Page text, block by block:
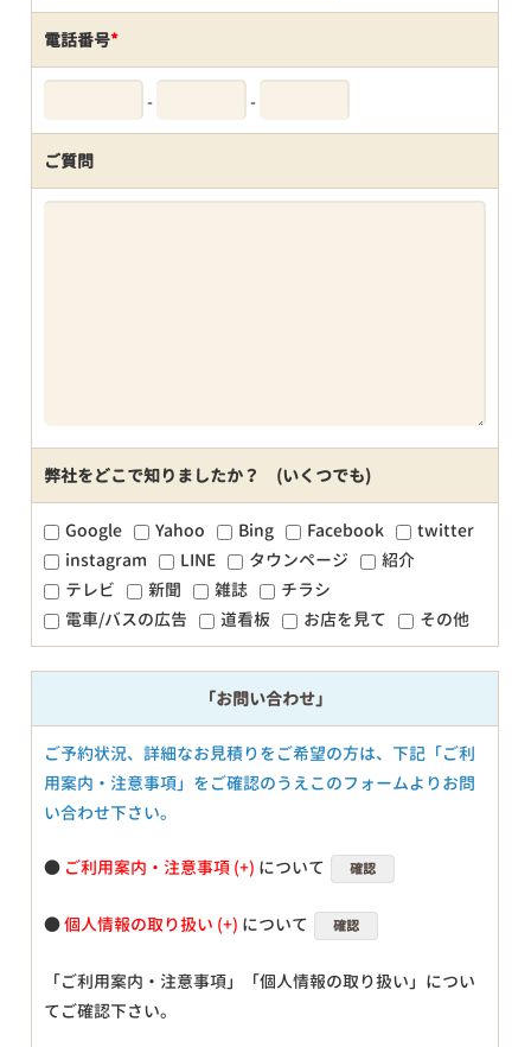
電話番号*
- -
ご質問
弊社をどこで知りましたか？ (いくつでも)
Google Yahoo Bing Facebook
twitter
instagram
LINE タウンページ
紹介
テレビ
新聞 雑誌
チラシ
電車/バスの広告
道看板 お店を見て その他
「お問い合わせ」
ご予約状況、詳細なお見積りをご希望の方は、下記「ご利
用案内・注意事項」をご確認のうえこのフォームよりお問
い合わせ下さい。
● ご利用案内・注意事項 について 確認
●個人情報の取り扱い について 確認
「ご利用案内・注意事項」「個人情報の取り扱い」につい
てご確認下さい。